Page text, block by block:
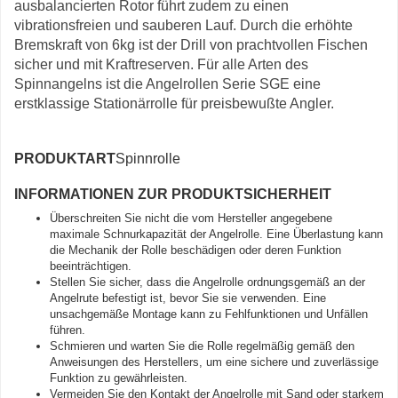
ausbalancierten Rotor führt zudem zu einen
vibrationsfreien und sauberen Lauf. Durch die erhöhte
Bremskraft von 6kg ist der Drill von prachtvollen Fischen
sicher und mit Kraftreserven. Für alle Arten des
Spinnangelns ist die Angelrollen Serie SGE eine
erstklassige Stationärrolle für preisbewußte Angler.
PRODUKTARTSpinnrolle
INFORMATIONEN ZUR PRODUKTSICHERHEIT
Überschreiten Sie nicht die vom Hersteller angegebene
maximale Schnurkapazität der Angelrolle. Eine Überlastung kann
die Mechanik der Rolle beschädigen oder deren Funktion
beeinträchtigen.
Stellen Sie sicher, dass die Angelrolle ordnungsgemäß an der
Angelrute befestigt ist, bevor Sie sie verwenden. Eine
unsachgemäße Montage kann zu Fehlfunktionen und Unfällen
führen.
Schmieren und warten Sie die Rolle regelmäßig gemäß den
Anweisungen des Herstellers, um eine sichere und zuverlässige
Funktion zu gewährleisten.
Vermeiden Sie den Kontakt der Angelrolle mit Sand oder starkem